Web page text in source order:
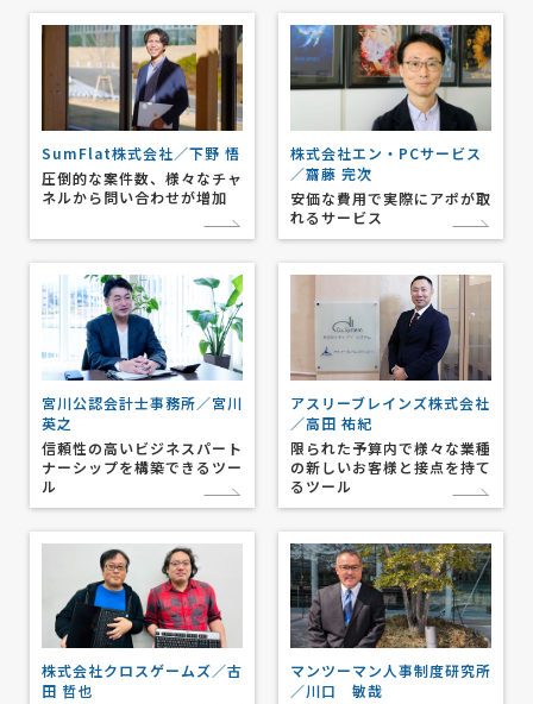
SumFlat株式会社／下野 悟
圧倒的な案件数、様々なチャ
ネルから問い合わせが増加
株式会社エン・PCサービス
／齋藤 完次
安価な費用で実際にアポが取
れるサービス
宮川公認会計士事務所／宮川
英之
信頼性の高いビジネスパート
ナーシップを構築できるツー
ル
アスリーブレインズ株式会社
／高田 祐紀
限られた予算内で様々な業種
の新しいお客様と接点を持て
るツール
株式会社クロスゲームズ／古
田 哲也
マンツーマン人事制度研究所
／川口 敏哉